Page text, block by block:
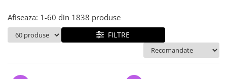
Solutii si lavete de curatare
bijuterii argint
Afiseaza: 1-60 din 1838 produse
FILTRE